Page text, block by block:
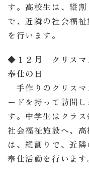
す。高校生は、縦割
で、近隣の社会福
を行います。
◆ １２月 クリス
奉仕の日
手作りのクリスマ
ードを持って訪問し
す。中学生はクラス
社会福祉施設へ、高
は、縦割りで、近
奉仕活動を行います